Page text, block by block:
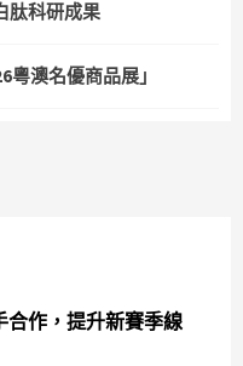
肽科研成果
澳名優商品展」
合作，提升新賽季線